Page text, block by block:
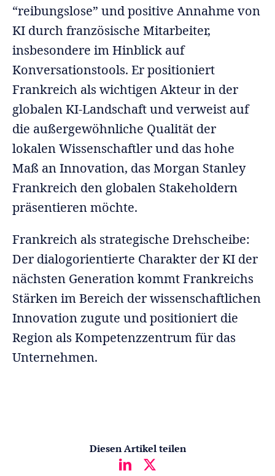
“reibungslose” und positive Annahme von
KI durch französische Mitarbeiter,
insbesondere im Hinblick auf
Konversationstools. Er positioniert
Frankreich als wichtigen Akteur in der
globalen KI-Landschaft und verweist auf
die außergewöhnliche Qualität der
lokalen Wissenschaftler und das hohe
Maß an Innovation, das Morgan Stanley
Frankreich den globalen Stakeholdern
präsentieren möchte.
Frankreich als strategische Drehscheibe:
Der dialogorientierte Charakter der KI der
nächsten Generation kommt Frankreichs
Stärken im Bereich der wissenschaftlichen
Innovation zugute und positioniert die
Region als Kompetenzzentrum für das
Unternehmen.
Diesen Artikel teilen